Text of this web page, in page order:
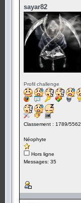
sayar82
Profil challenge
Classement : 1789/
Néophyte
Hors ligne
Messages: 35